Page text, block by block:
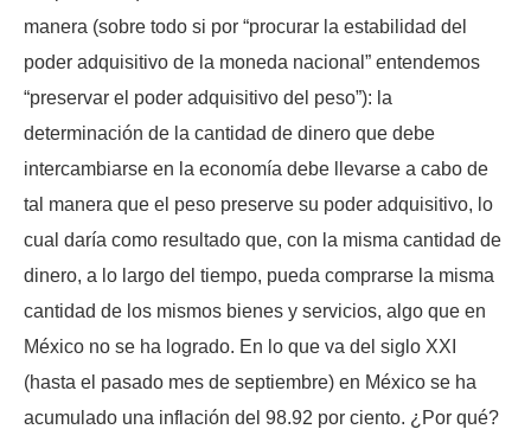
manera (sobre todo si por “procurar la estabilidad del
poder adquisitivo de la moneda nacional” entendemos
“preservar el poder adquisitivo del peso”): la
determinación de la cantidad de dinero que debe
intercambiarse en la economía debe llevarse a cabo de
tal manera que el peso preserve su poder adquisitivo, lo
cual daría como resultado que, con la misma cantidad de
dinero, a lo largo del tiempo, pueda comprarse la misma
cantidad de los mismos bienes y servicios, algo que en
México no se ha logrado. En lo que va del siglo XXI
(hasta el pasado mes de septiembre) en México se ha
acumulado una inflación del 98.92 por ciento. ¿Por qué?